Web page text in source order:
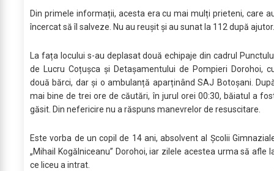
Din primele informații, acesta era cu mai mulți prieteni, care
încercat să îl salveze. Nu au reușit și au sunat la 112 după ajutor.
La fața locului s-au deplasat două echipaje din cadrul
de Lucru Coțușca și Detașamentului de Pompieri Dorohoi,
două bărci, dar și o ambulanță aparținând SAJ Botoșani.
mai bine de trei ore de căutări, în jurul orei 00:30, băiatul a
găsit. Din nefericire nu a răspuns manevrelor de resuscitare.
Este vorba de un copil de 14 ani, absolvent al Școlii
„Mihail Kogălniceanu” Dorohoi, iar zilele acestea urma să afle
ce liceu a intrat.